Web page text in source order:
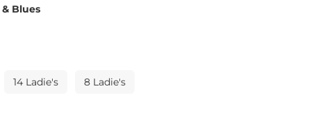
Blues
14 Ladie's 8 Ladie's